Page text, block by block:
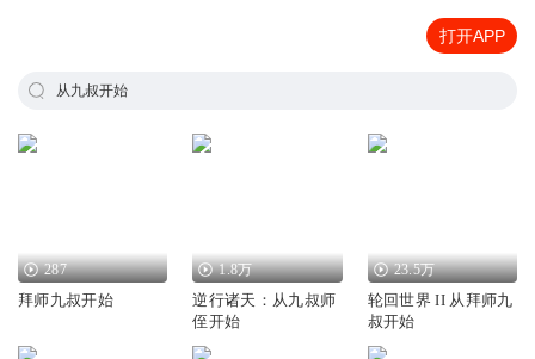
打开APP
从九叔开始
287
拜师九叔开始
1.8万
逆行诸天：从九叔师
侄开始
23.5万
轮回世界 II 从拜师九
叔开始